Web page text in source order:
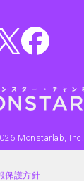
Monstarlab, Inc.
保護方針